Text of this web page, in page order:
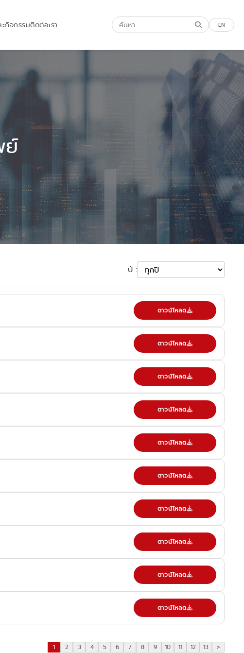
ะกิจกรรมติดต่อเรา EN
ย์
ปี :
ดาวน์โหลด
ดาวน์โหลด
ดาวน์โหลด
ดาวน์โหลด
ดาวน์โหลด
ดาวน์โหลด
ดาวน์โหลด
ดาวน์โหลด
ดาวน์โหลด
ดาวน์โหลด
1 2 3 4 5 6 7 8 9 10 11 12 13 >